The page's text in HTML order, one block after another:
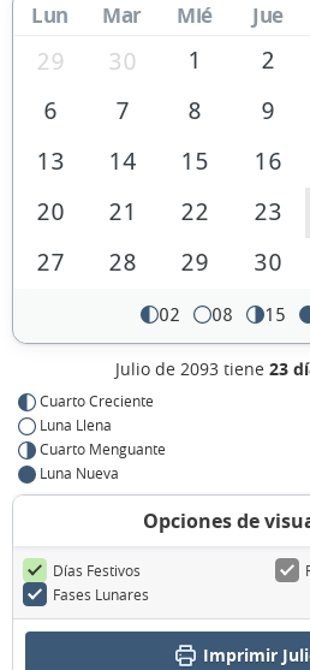
de
Lun Mar Mié Jue
29 30 1 2
6
7 8 9
13
14 15 16
20
21 22 23
27
28 29 30
02 08 15
Julio de 2093 tiene 23
Cuarto Creciente
Luna Llena
Cuarto Menguante
Luna Nueva
Opciones de
Días Festivos
Fases Lunares
Imprimir